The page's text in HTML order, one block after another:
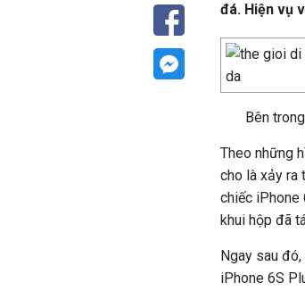
đá. Hiện vụ
​Bên
Theo những
cho là xảy ra
chiếc iPhone
khui hộp đã
Ngay sau
iPhone 6S